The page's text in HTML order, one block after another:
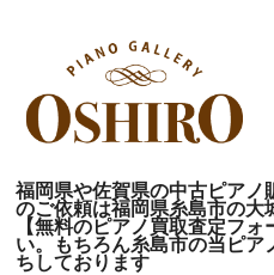
福岡県や佐賀県の中古ピアノ
のご依頼は福岡県糸島市の大
【無料のピアノ買取査定フ
い。もちろん糸島市の当ピ
ちしております